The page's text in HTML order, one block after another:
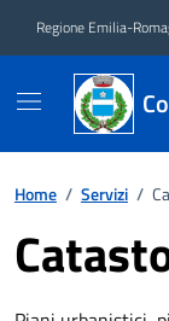
Regione Emilia-
Home / Servizi /